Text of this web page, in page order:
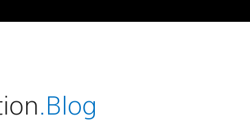
.Blog